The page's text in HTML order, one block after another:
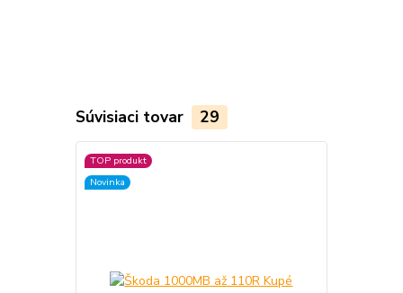
Súvisiaci tovar 29
TOP produkt
Novinka